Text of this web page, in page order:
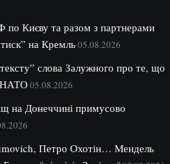
по Києву та разом з партнерами
на Кремль05.08.2026
слова Залужного про те, що
НАТО05.08.2026
на Донеччині примусово
Петро Охотін… Мендель